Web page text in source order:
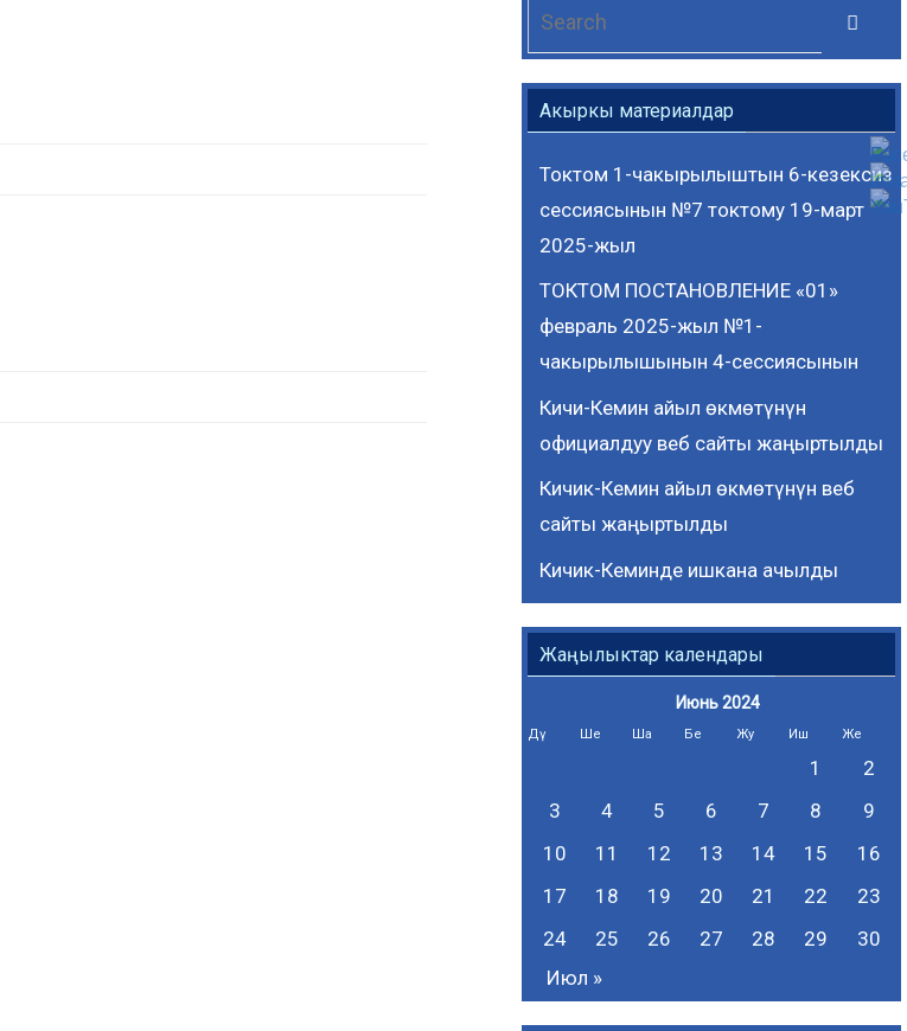
Search
Акыркы материалдар
Токтом 1-чакырылыштын 6-кезексиз
сессиясынын №7 токтому 19-март
2025-жыл
ТОКТОМ ПОСТАНОВЛЕНИЕ «01»
февраль 2025-жыл №1-
чакырылышынын 4-сессиясынын
Кичи-Кемин айыл өкмөтүнүн
официалдуу веб сайты жаңыртылды
Кичик-Кемин айыл өкмөтүнүн веб
сайты жаңыртылды
Кичик-Кеминде ишкана ачылды
Жаңылыктар календары
Июнь 2024
Дү Ше Ша Бе Жу Иш Же
1
2
3
4 5 6 7 8
9
10
11 12 13 14 15
16
17
18 19 20 21 22
23
24
25 26 27 28 29
30
Июл »